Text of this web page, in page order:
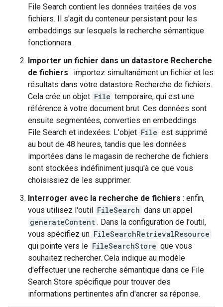
File Search contient les données traitées de vos
fichiers. Il s'agit du conteneur persistant pour les
embeddings sur lesquels la recherche sémantique
fonctionnera.
Importer un fichier dans un datastore Recherche
de fichiers : importez simultanément un fichier et les
résultats dans votre datastore Recherche de fichiers.
Cela crée un objet File temporaire, qui est une
référence à votre document brut. Ces données sont
ensuite segmentées, converties en embeddings
File Search et indexées. L'objet File est supprimé
au bout de 48 heures, tandis que les données
importées dans le magasin de recherche de fichiers
sont stockées indéfiniment jusqu'à ce que vous
choisissiez de les supprimer.
Interroger avec la recherche de fichiers : enfin,
vous utilisez l'outil FileSearch dans un appel
generateContent . Dans la configuration de l'outil,
vous spécifiez un FileSearchRetrievalResource
qui pointe vers le FileSearchStore que vous
souhaitez rechercher. Cela indique au modèle
d'effectuer une recherche sémantique dans ce File
Search Store spécifique pour trouver des
informations pertinentes afin d'ancrer sa réponse.